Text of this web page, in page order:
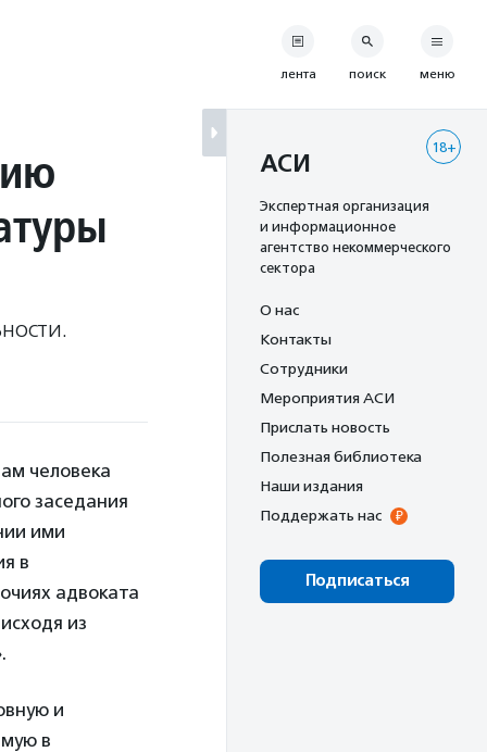
человека
заседания
ими
в
адвоката
из
и
в
лента поиск меню
18+
АСИ
Экспертная организация
и информационное
агентство некоммерческого
сектора
О нас
Контакты
Сотрудники
Мероприятия АСИ
Прислать новость
Полезная библиотека
Наши издания
Поддержать нас
Подписаться